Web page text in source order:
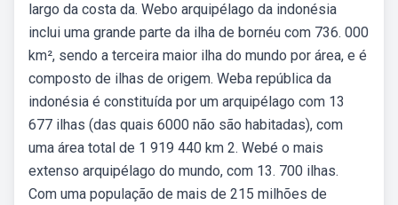
largo da costa da. Webo arquipélago da indonésia
inclui uma grande parte da ilha de bornéu com 736. 000
km², sendo a terceira maior ilha do mundo por área, e é
composto de ilhas de origem. Weba república da
indonésia é constituída por um arquipélago com 13
677 ilhas (das quais 6000 não são habitadas), com
uma área total de 1 919 440 km 2. Webé o mais
extenso arquipélago do mundo, com 13. 700 ilhas.
Com uma população de mais de 215 milhões de